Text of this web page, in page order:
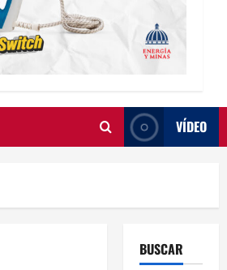
VÍDEO
BUSCAR